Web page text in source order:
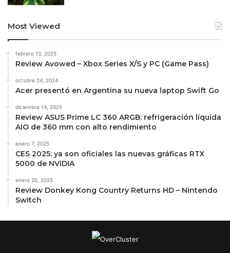
Most Viewed
febrero 13, 2025
Review Avowed – Xbox Series X/S y PC (Game Pass)
octubre 24, 2024
Acer presentó en Argentina su nueva laptop Swift Go
diciembre 14, 2025
Review ASUS Prime LC 360 ARGB: refrigeración líquida
AIO de 360 mm con alto rendimiento
enero 7, 2025
CES 2025: ya son oficiales las nuevas gráficas RTX
5000 de NVIDIA
enero 20, 2025
Review Donkey Kong Country Returns HD – Nintendo
Switch